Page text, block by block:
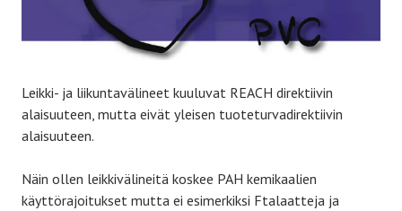
Leikki- ja liikuntavälineet kuuluvat REACH direktiivin
alaisuuteen, mutta eivät yleisen tuoteturvadirektiivin
alaisuuteen.
Näin ollen leikkivälineitä koskee PAH kemikaalien
käyttörajoitukset mutta ei esimerkiksi Ftalaatteja ja